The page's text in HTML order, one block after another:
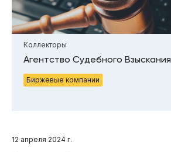
Коллекторы
Агентство Судебного Взыскания
Биржевые компании
12 апреля 2024 г.